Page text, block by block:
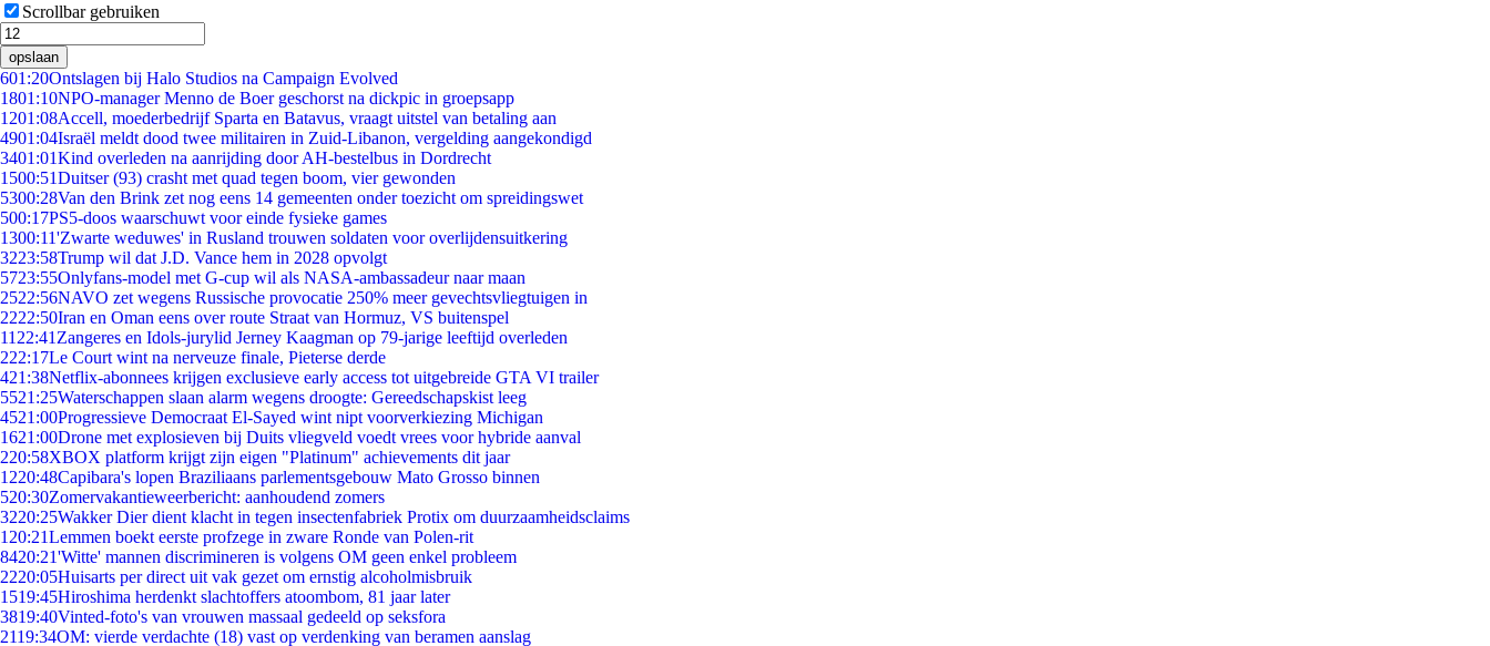
Scrollbar gebruiken
opslaan
601:20Ontslagen bij Halo Studios na Campaign Evolved
1801:10NPO-manager Menno de Boer geschorst na dickpic in groepsapp
1201:08Accell, moederbedrijf Sparta en Batavus, vraagt uitstel van betaling aan
4901:04Israël meldt dood twee militairen in Zuid-Libanon, vergelding aangekondigd
3401:01Kind overleden na aanrijding door AH-bestelbus in Dordrecht
1500:51Duitser (93) crasht met quad tegen boom, vier gewonden
5300:28Van den Brink zet nog eens 14 gemeenten onder toezicht om spreidingswet
500:17PS5-doos waarschuwt voor einde fysieke games
1300:11'Zwarte weduwes' in Rusland trouwen soldaten voor overlijdensuitkering
3223:58Trump wil dat J.D. Vance hem in 2028 opvolgt
5723:55Onlyfans-model met G-cup wil als NASA-ambassadeur naar maan
2522:56NAVO zet wegens Russische provocatie 250% meer gevechtsvliegtuigen in
2222:50Iran en Oman eens over route Straat van Hormuz, VS buitenspel
11 22:41 Zangeres en Idols-jurylid Jerney Kaagman op 79-jarige leeftijd overleden
222:17Le Court wint na nerveuze finale, Pieterse derde
421:38Netflix-abonnees krijgen exclusieve early access tot uitgebreide GTA VI trailer
5521:25Waterschappen slaan alarm wegens droogte: Gereedschapskist leeg
4521:00Progressieve Democraat El-Sayed wint nipt voorverkiezing Michigan
1621:00Drone met explosieven bij Duits vliegveld voedt vrees voor hybride aanval
220:58XBOX platform krijgt zijn eigen "Platinum" achievements dit jaar
1220:48Capibara's lopen Braziliaans parlementsgebouw Mato Grosso binnen
520:30Zomervakantieweerbericht: aanhoudend zomers
3220:25Wakker Dier dient klacht in tegen insectenfabriek Protix om duurzaamheidsclaims
1 20:21Lemmen boekt eerste profzege in zware Ronde van Polen-rit
8420:21'Witte' mannen discrimineren is volgens OM geen enkel probleem
2220:05Huisarts per direct uit vak gezet om ernstig alcoholmisbruik
1519:45Hiroshima herdenkt slachtoffers atoombom, 81 jaar later
3819:40Vinted-foto's van vrouwen massaal gedeeld op seksfora
2119:34OM: vierde verdachte (18) vast op verdenking van beramen aanslag